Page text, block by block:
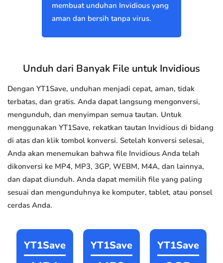
membuat unduhan Invidious yang
aman dan bersih tanpa virus.
Unduh dari Banyak File untuk Invidious
Dengan YT1Save, unduhan menjadi cepat, aman, tidak
terbatas, dan gratis. Anda dapat langsung mengonversi,
mengunduh, dan menyimpan semua tautan. Untuk
menggunakan YT1Save, rekatkan tautan Invidious di bidang
di atas dan klik tombol konversi. Setelah konversi selesai,
Anda akan menemukan bahwa file Invidious Anda telah
dikonversi ke MP4, MP3, 3GP, WEBM, M4A, dan lainnya,
dan dapat diunduh. Anda dapat memilih file yang paling
sesuai dan mengunduhnya ke komputer, tablet, atau ponsel
cerdas Anda.
YT1Save YT1Save YT1Save